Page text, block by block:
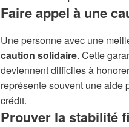
Faire appel à une
Une personne avec une
caution solidaire. Cette
deviennent difficiles à
représente souvent une aide
crédit.
Prouver la stabilité